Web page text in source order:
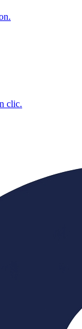
clic.